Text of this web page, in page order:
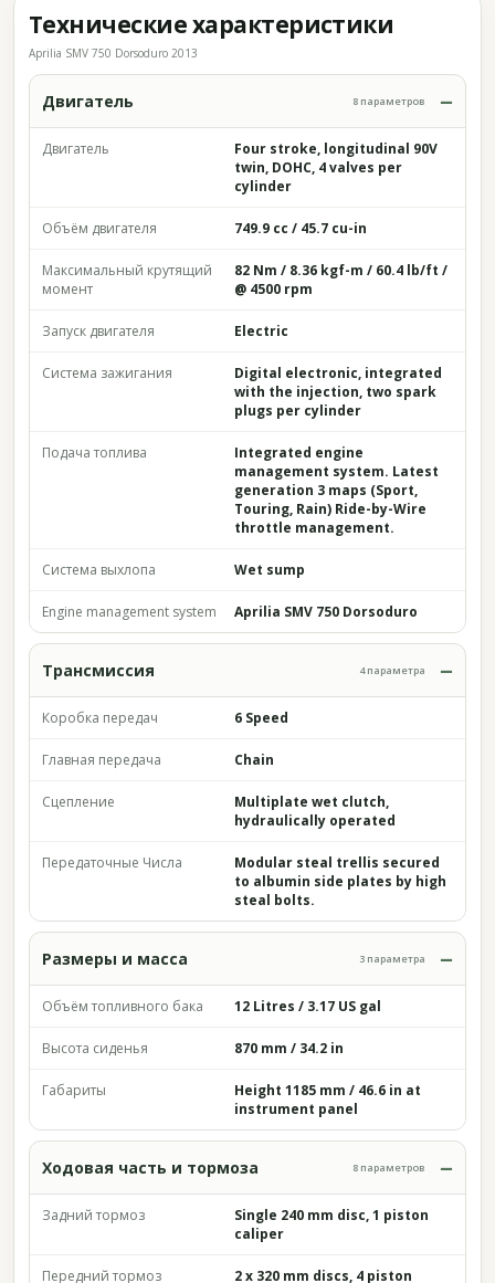
Технические характеристики
Aprilia SMV 750 Dorsoduro 2013
Двигатель 8 параметров
Двигатель
Four stroke, longitudinal 90V
twin, DOHC, 4 valves per
cylinder
Объём двигателя 749.9 cc / 45.7 cu-in
Максимальный крутящий
момент
82 Nm / 8.36 kgf-m / 60.4 lb/ft /
@ 4500 rpm
Запуск двигателя Electric
Система зажигания
Digital electronic, integrated
with the injection, two spark
plugs per cylinder
Подача топлива
Integrated engine
management system. Latest
generation 3 maps (Sport,
Touring, Rain) Ride-by-Wire
throttle management.
Система выхлопа Wet sump
Engine management system Aprilia SMV 750 Dorsoduro
Трансмиссия 4 параметра
Коробка передач 6 Speed
Главная передача Chain
Сцепление
Multiplate wet clutch,
hydraulically operated
Передаточные Числа
Modular steal trellis secured
to albumin side plates by high
steal bolts.
Размеры и масса 3 параметра
Объём топливного бака 12 Litres / 3.17 US gal
Высота сиденья 870 mm / 34.2 in
Габариты
Height 1185 mm / 46.6 in at
instrument panel
Ходовая часть и тормоза 8 параметров
Задний тормоз
Single 240 mm disc, 1 piston
caliper
Передний тормоз 2 x 320 mm discs, 4 piston